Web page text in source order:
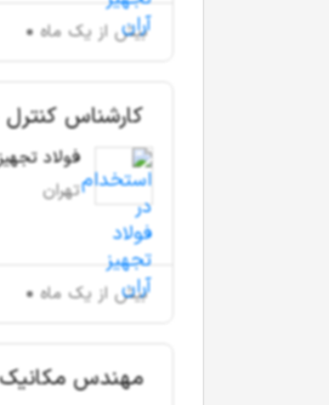
بیش از یک ماه
کارشناس کنترل
فولاد
تهران
بیش از یک ماه
مهندس مکانیک